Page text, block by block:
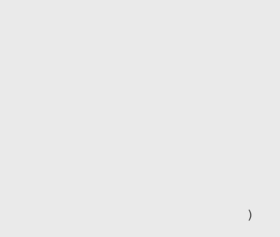
        )